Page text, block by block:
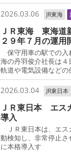
2026.03.06 JR東海
ＪＲ東海 東海道
２９年７月の運用
保守用車の駅での
海の丹羽俊介社長は
軌道や電気設備など
2026.03.04 JR東日本
ＪＲ東日本 エス
導入
ＪＲ東日本は、エス
動検知し、非常停止
に本格導入す